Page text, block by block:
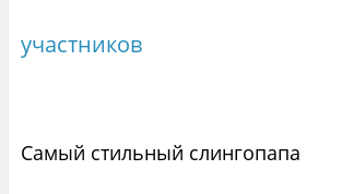
участников
Самый стильный слингопапа